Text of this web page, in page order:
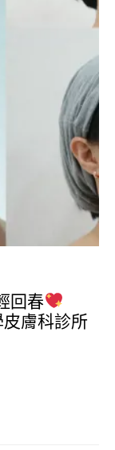
回春
膚科診所